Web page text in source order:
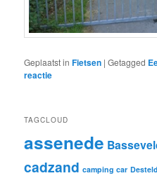
Geplaatst in Fietsen |Getagged
reactie
TAGCLOUD
assenede
cadzand camping car